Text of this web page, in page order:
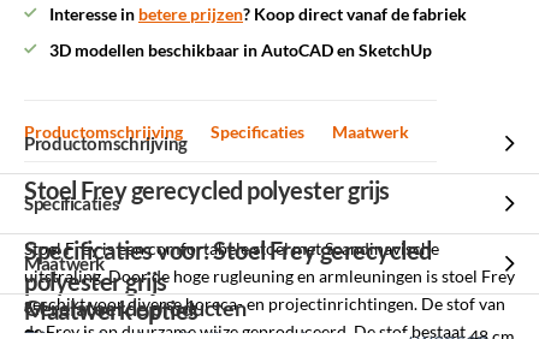
Interesse in betere prijzen? Koop direct vanaf de fabriek
3D modellen beschikbaar in AutoCAD en SketchUp
Productomschrijving Specificaties Maatwerk
Productomschrijving
Stoel Frey gerecycled polyester grijs
Stoel Frey is een comfortabele stoel met Scandinavische
uitstraling. Door de hoge rugleuning en armleuningen is stoel Frey
geschikt voor diverse horeca- en projectinrichtingen. De stof van
de Frey is op duurzame wijze geproduceerd. De stof bestaat
Specificaties
Specificaties voor: Stoel Frey gerecycled
polyester grijs
Maatwerk
Maatwerk opties
Gerelateerde producten